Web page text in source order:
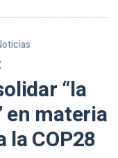
“la
en materia
COP28